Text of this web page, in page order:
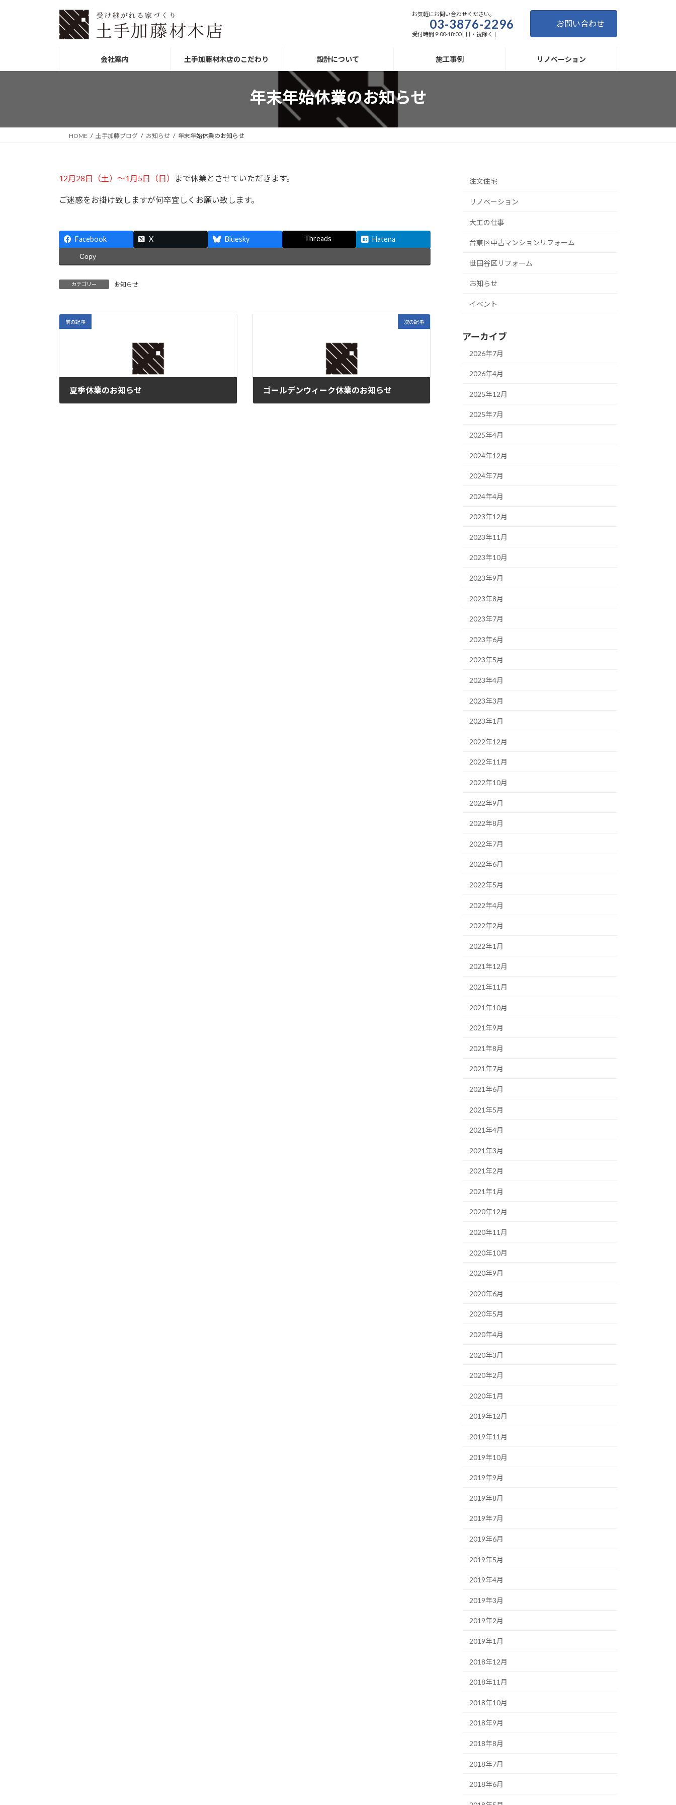
お気軽にお問い合わせください。
03-3876-2296
受付時間 9:00-18:00 [ 日・祝除く ]
お問い合わせ
会社案内 土手加藤材木店のこだわり 設計について 施工事例 リノベーション
年末年始休業のお知らせ
HOME 土手加藤ブログ お知らせ 年末年始休業のお知らせ
12月28日（土）～1月5日（日） まで休業とさせていただきます。
ご迷惑をお掛け致しますが何卒宜しくお願い致します。
Facebook X Bluesky Threads Hatena
Copy
カテゴリー お知らせ
前の記事
夏季休業のお知らせ
次の記事
ゴールデンウィーク休業のお知らせ
注文住宅
リノベーション
大工の仕事
台東区中古マンションリフォーム
世田谷区リフォーム
お知らせ
イベント
アーカイブ
2026年7月
2026年4月
2025年12月
2025年7月
2025年4月
2024年12月
2024年7月
2024年4月
2023年12月
2023年11月
2023年10月
2023年9月
2023年8月
2023年7月
2023年6月
2023年5月
2023年4月
2023年3月
2023年1月
2022年12月
2022年11月
2022年10月
2022年9月
2022年8月
2022年7月
2022年6月
2022年5月
2022年4月
2022年2月
2022年1月
2021年12月
2021年11月
2021年10月
2021年9月
2021年8月
2021年7月
2021年6月
2021年5月
2021年4月
2021年3月
2021年2月
2021年1月
2020年12月
2020年11月
2020年10月
2020年9月
2020年6月
2020年5月
2020年4月
2020年3月
2020年2月
2020年1月
2019年12月
2019年11月
2019年10月
2019年9月
2019年8月
2019年7月
2019年6月
2019年5月
2019年4月
2019年3月
2019年2月
2019年1月
2018年12月
2018年11月
2018年10月
2018年9月
2018年8月
2018年7月
2018年6月